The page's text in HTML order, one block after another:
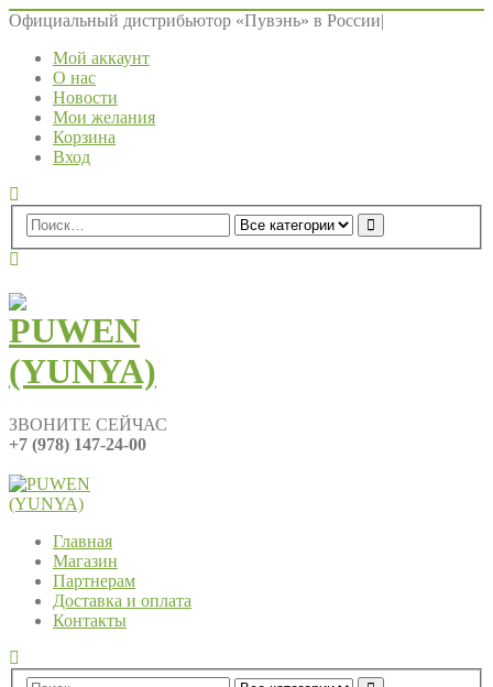
Официальный дистрибьютор «Пувэнь» в России|
Мой аккаунт
О нас
Новости
Мои желания
Корзина
Вход
ЗВОНИТЕ СЕЙЧАС
+7 (978) 147-24-00
Главная
Магазин
Партнерам
Доставка и оплата
Контакты